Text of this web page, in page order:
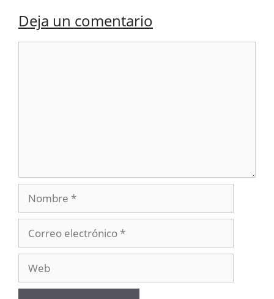
Deja un comentario
Nombre
electrónico